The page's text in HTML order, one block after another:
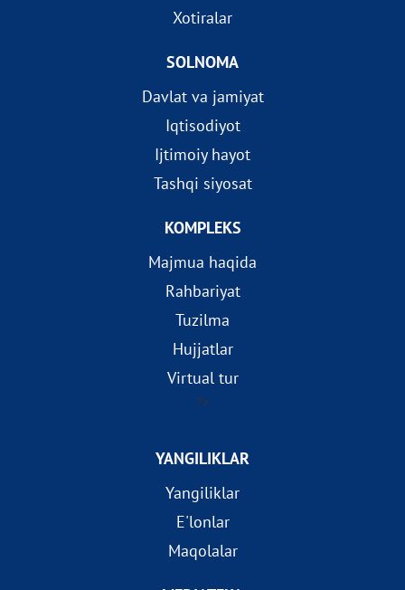
Xotiralar
SOLNOMA
Davlat va jamiyat
Iqtisodiyot
Ijtimoiy hayot
Tashqi siyosat
KOMPLEKS
Majmua haqida
Rahbariyat
Tuzilma
Hujjatlar
Virtual tur
?>
YANGILIKLAR
Yangiliklar
E'lonlar
Maqolalar